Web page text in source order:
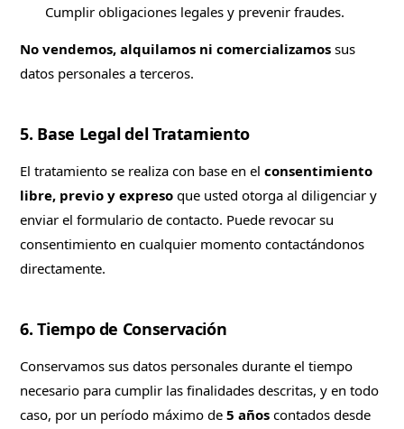
Cumplir obligaciones legales y prevenir fraudes.
No vendemos, alquilamos ni comercializamos sus
datos personales a terceros.
5. Base Legal del Tratamiento
El tratamiento se realiza con base en elconsentimiento
libre, previo y expreso que usted otorga al diligenciar y
enviar el formulario de contacto. Puede revocar su
consentimiento en cualquier momento contactándonos
directamente.
6. Tiempo de Conservación
Conservamos sus datos personales durante el tiempo
necesario para cumplir las finalidades descritas, y en todo
caso, por un período máximo de5 años contados desde